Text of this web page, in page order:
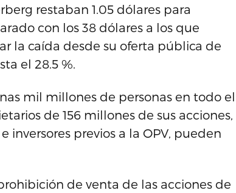
restaban 1.05 dólares para
con los 38 dólares a los que
la caída desde su oferta pública de
el 28.5 %.
mil millones de personas en todo el
de 156 millones de sus acciones,
previos a la OPV, pueden
de venta de las acciones de